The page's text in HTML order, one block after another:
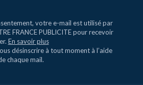
votre e-mail est utilisé par
FRANCE PUBLICITE pour recevoir
En savoir plus
désinscrire à tout moment à l’aide
chaque mail.